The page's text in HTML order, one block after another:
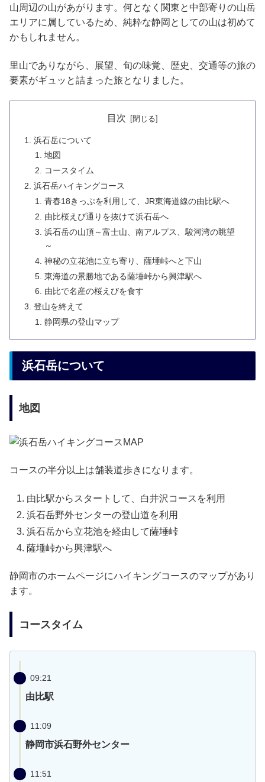
山周辺の山があがります。何となく関東と中部寄りの山岳
エリアに属しているため、純粋な静岡としての山は初めて
かもしれません。
里山でありながら、展望、旬の味覚、歴史、交通等の旅の
要素がギュッと詰まった旅となりました。
目次
浜石岳について
地図
コースタイム
浜石岳ハイキングコース
青春18きっぷを利用して、JR東海道線の由比駅へ
由比桜えび通りを抜けて浜石岳へ
浜石岳の山頂～富士山、南アルプス、駿河湾の眺望
～
神秘の立花池に立ち寄り、薩埵峠へと下山
東海道の景勝地である薩埵峠から興津駅へ
由比で名産の桜えびを食す
登山を終えて
静岡県の登山マップ
浜石岳について
地図
コースの半分以上は舗装道歩きになります。
由比駅からスタートして、白井沢コースを利用
浜石岳野外センターの登山道を利用
浜石岳から立花池を経由して薩埵峠
薩埵峠から興津駅へ
静岡市のホームページにハイキングコースのマップがあり
ます。
コースタイム
09:21
由比駅
11:09
静岡市浜石野外センター
11:51